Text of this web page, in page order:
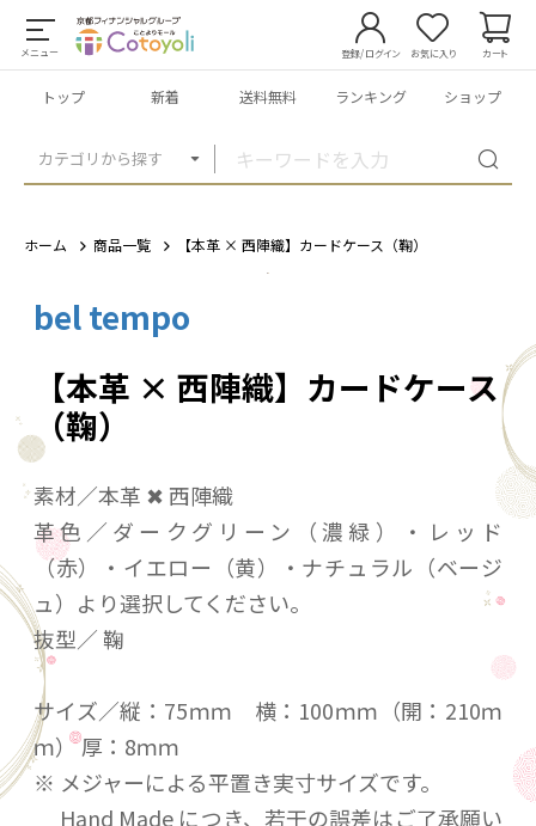
メニュー
カテゴリから探す
登録/ログイン お気に入り カート
トップ 新着 送料無料 ランキング ショップ
ホーム 商品一覧 【本革 × 西陣織】カードケース（鞠）
bel tempo
【本革 × 西陣織】カードケース
（鞠）
素材／本革 ✖ 西陣織
革色／ダークグリーン（濃緑）・レッド
（赤）・イエロー（黄）・ナチュラル（ベージ
ュ）より選択してください。
抜型／ 鞠
サイズ／縦：75ｍｍ 横：100ｍｍ（開：210ｍ
ｍ） 厚：8ｍｍ
※ メジャーによる平置き実寸サイズです。
Hand Made につき、若干の誤差はご了承願い